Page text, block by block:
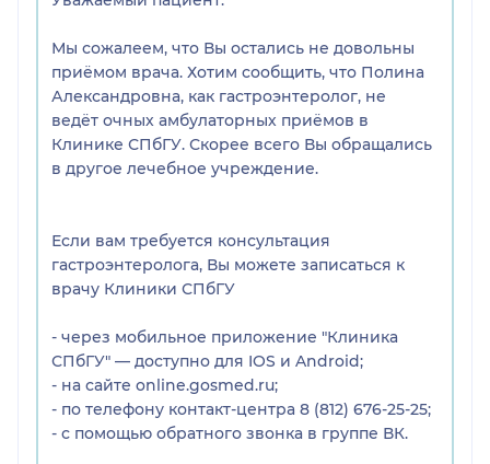
ответила, что диета не нужна (можно и жареное и
назначила. Зато подобрала очень дорогостоящие
платные процедуры на 40 тыс (при чем там, куда
она отправила, как оказалось их теперь вообще
не делают, о подготовительных процедурах
рассказала неправильно и выполнить их по ее
рекомендациям все равно не возможно).
маленьким деткам и все. Любые мои
утверждения, основанные на заключениях
других врачей оспаривала и говорила, что все
тыс.(кстати, вредные для здоровья, с кучей
противопоказаний и побочек, которые очень
мало где делают и только платно), а потом идти к
ней на повторный прием. В результате -2000 тыс.
и полностью бесполезный прием. На платной
Мы сожалеем, что Вы остались не довольны
приёмом врача. Хотим сообщить, что Полина
Александровна, как гастроэнтеролог, не
ведёт очных амбулаторных приёмов в
Клинике СПбГУ. Скорее всего Вы обращались
в другое лечебное учреждение.
Если вам требуется консультация
гастроэнтеролога, Вы можете записаться к
врачу Клиники СПбГУ
- через мобильное приложение "Клиника
СПбГУ" — доступно для IOS и Android;
- на сайте online.gosmed.ru;
- по телефону контакт-центра 8 (812) 676-25-25;
- с помощью обратного звонка в группе ВК.